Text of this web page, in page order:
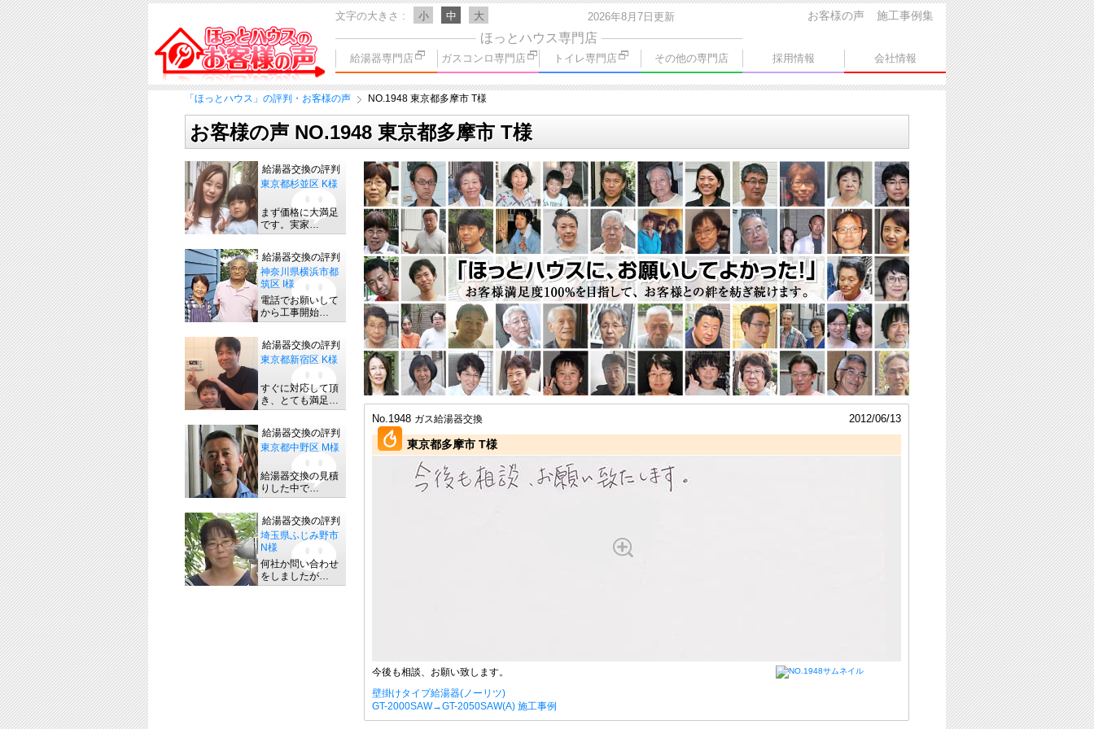
文字の大きさ 小 中 大 2026年8月7日更新 施工事例集
お客様の声
ほっとハウス専門店
給湯器専門店 ガスコンロ専門店 トイレ専門店 その他の専門店 採用情報 会社情報
「ほっとハウス」の評判・お客様の声 NO.1948 東京都多摩市 T様
お客様の声 NO.1948 東京都多摩市 T様
2012/06/13
No.1948 ガス給湯器交換
東京都多摩市 T様
今後も相談、お願い致します。
壁掛けタイプ給湯器(ノーリツ)
GT-2000SAW→GT-2050SAW(A) 施工事例
給湯器交換の評判
東京都杉並区 K様
まず価格に大満足
です。実家…
給湯器交換の評判
神奈川県横浜市都
筑区 I様
電話でお願いして
から工事開始…
給湯器交換の評判
東京都新宿区 K様
すぐに対応して頂
き、とても満足…
給湯器交換の評判
東京都中野区 M様
給湯器交換の見積
りした中で…
給湯器交換の評判
埼玉県ふじみ野市
N様
何社か問い合わせ
をしましたが…